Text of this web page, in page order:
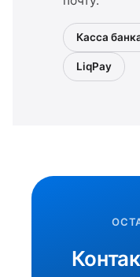
Касса
LiqPay